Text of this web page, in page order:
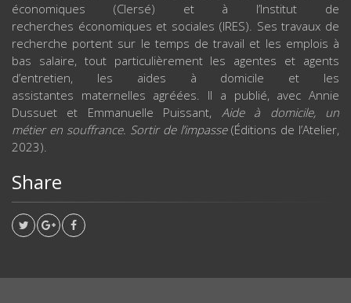
économiques (Clersé) et à l’Institut de
recherches économiques et sociales (IRES). Ses travaux de
recherche portent sur le temps de travail et les emplois à
bas salaire, tout particulièrement les agentes et agents
d’entretien, les aides à domicile et les
assistantes maternelles agréées. Il a publié, avec Annie
Dussuet et Emmanuelle Puissant, Aide à domicile, un
métier en souffrance. Sortir de l’impasse(Éditions de l’Atelier,
2023).
Share